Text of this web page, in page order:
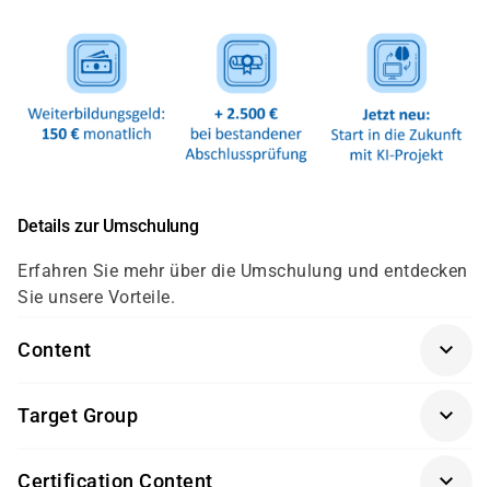
Details zur Umschulung
Erfahren Sie mehr über die Umschulung und entdecken
Sie unsere Vorteile.
Content
Fachrichtung Systemintegration gliedert sich nach der
Target Group
Arbeitssuchende mit abgeschlossener Ausbildung, die
Certification Content